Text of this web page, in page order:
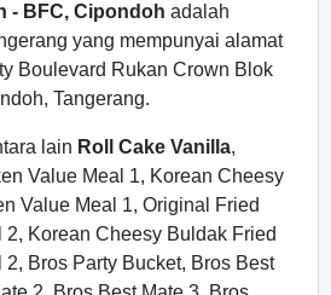
- BFC, Cipondoh adalah
yang mempunyai alamat
Boulevard Rukan Crown Blok
Tangerang.
lain Roll Cake Vanilla,
Value Meal 1, Korean Cheesy
Value Meal 1, Original Fried
Korean Cheesy Buldak Fried
Bros Party Bucket, Bros Best